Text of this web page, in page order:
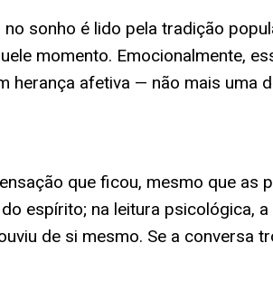
sonho é lido pela tradição
momento. Emocionalmente,
afetiva — não mais uma
que ficou, mesmo que as
espírito; na leitura psicológica,
de si mesmo. Se a conversa